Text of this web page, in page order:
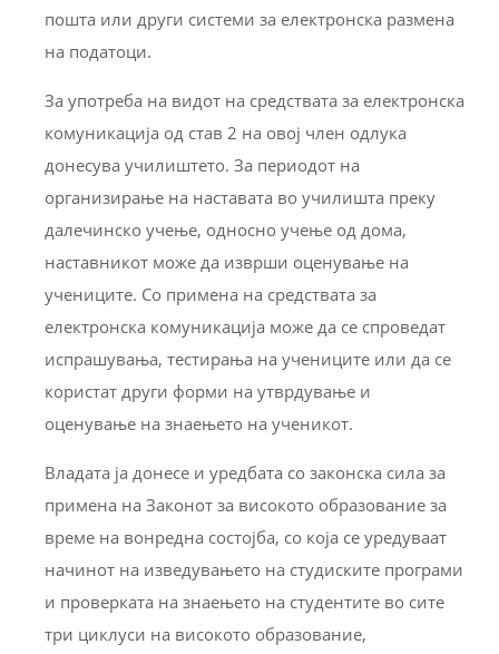
пошта или други системи за електронска размена
на податоци.
За употреба на видот на средствата за електронска
комуникација од став 2 на овој член одлука
донесува училиштето. За периодот на
организирање на наставата во училишта преку
далечинско учење, односно учење од дома,
наставникот може да изврши оценување на
учениците. Со примена на средствата за
електронска комуникација може да се спроведат
испрашувања, тестирања на учениците или да се
користат други форми на утврдување и
оценување на знаењето на ученикот.
Владата ја донесе и уредбата со законска сила за
примена на Законот за високото образование за
време на вонредна состојба, со која се уредуваат
начинот на изведувањето на студиските програми
и проверката на знаењето на студентите во сите
три циклуси на високото образование,